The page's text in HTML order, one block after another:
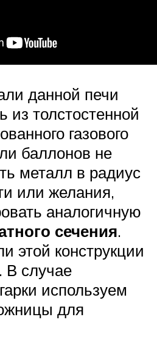
данной печи
из толстостенной
газового
баллонов не
металл в радиус
или желания,
аналогичную
сечения.
этой конструкции
В случае
используем
для